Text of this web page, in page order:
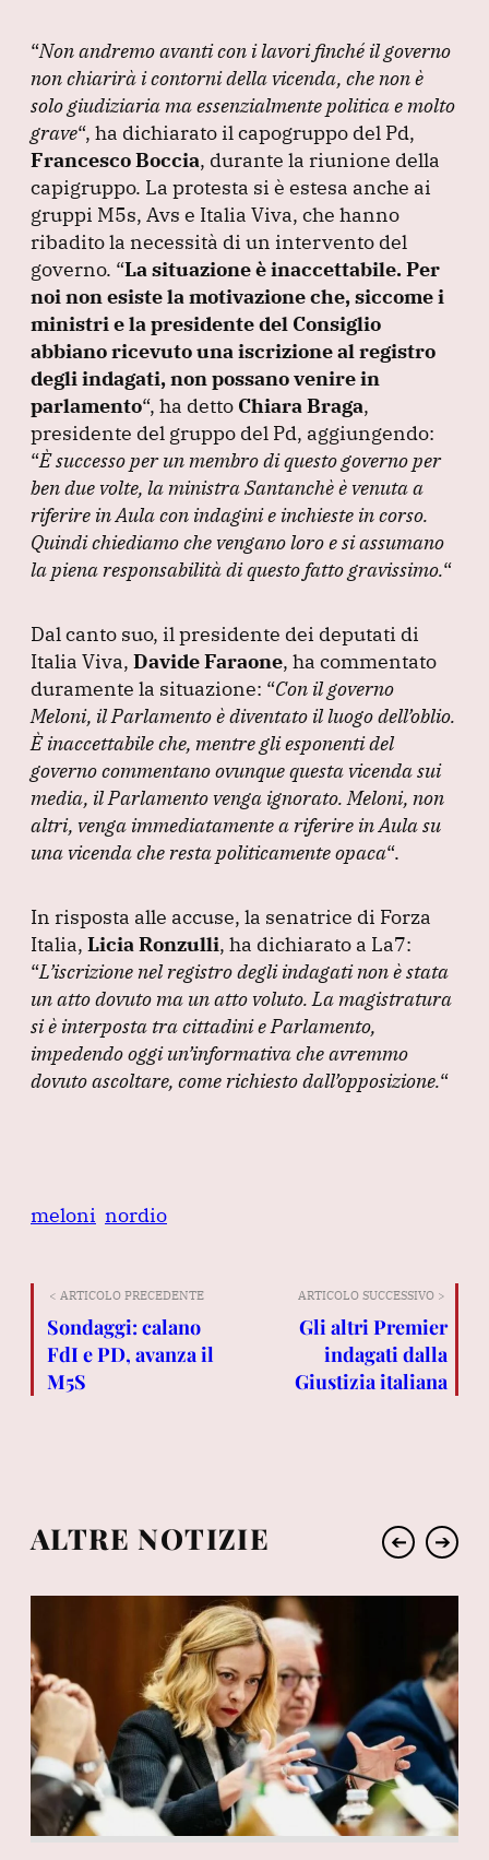
“Non andremo avanti con i lavori finché il governo
non chiarirà i contorni della vicenda, che non è
solo giudiziaria ma essenzialmente politica e molto
grave“, ha dichiarato il capogruppo del Pd,
Francesco Boccia, durante la riunione della
capigruppo. La protesta si è estesa anche ai
gruppi M5s, Avs e Italia Viva, che hanno
ribadito la necessità di un intervento del
governo. “La situazione è inaccettabile.Per
noi non esiste la motivazione che, siccome i
ministri e la presidente del Consiglio
abbiano ricevuto una iscrizione al registro
degli indagati, non possano venire in
parlamento“, ha detto Chiara Braga,
presidente del gruppo del Pd, aggiungendo:
“È successo per un membro di questo governo per
ben due volte, la ministra Santanchè è venuta a
riferire in Aula con indagini e inchieste in corso.
Quindi chiediamo che vengano loro e si assumano
la piena responsabilità di questo fatto gravissimo.“
Dal canto suo, il presidente dei deputati di
Italia Viva, Davide Faraone, ha commentato
duramente la situazione: “Con il governo
Meloni, il Parlamento è diventato il luogo dell’oblio.
È inaccettabile che, mentre gli esponenti del
governo commentano ovunque questa vicenda sui
media, il Parlamento venga ignorato. Meloni, non
altri, venga immediatamente a riferire in Aula su
una vicenda che resta politicamente opaca“.
In risposta alle accuse, la senatrice di Forza
Italia, Licia Ronzulli, ha dichiarato a La7:
“L’iscrizione nel registro degli indagati non è stata
un atto dovuto ma un atto voluto. La magistratura
si è interposta tra cittadini e Parlamento,
impedendo oggi un’informativa che avremmo
dovuto ascoltare, come richiesto dall’opposizione.“
meloni nordio
< ARTICOLO PRECEDENTE
Sondaggi: calano
FdI e PD, avanza il
M5S
ARTICOLO SUCCESSIVO >
Gli altri Premier
indagati dalla
Giustizia italiana
ALTRE NOTIZIE ➔ ➔